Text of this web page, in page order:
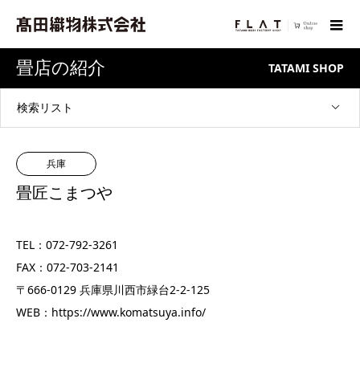
畳店の紹介 TATAMI SHOP
検索リスト
兵庫
畳匠こまつや
TEL：072-792-3261
FAX：072-703-2141
〒666-0129 兵庫県川西市緑台2-2-125
WEB： https://www.komatsuya.info/